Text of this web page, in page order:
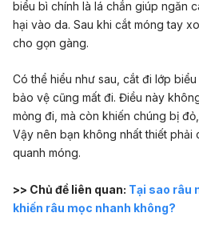
biểu bì chính là lá chắn giúp ngăn
hại vào da. Sau khi cắt móng tay
cho gọn gàng.
Có thể hiểu như sau, cắt đi lớp
bảo vệ cũng mất đi. Điều này
mỏng đi, mà còn khiến chúng bị
Vậy nên bạn không nhất thiết phải
quanh móng.
>> Chủ đề liên quan: Tại sao râu
khiến râu mọc nhanh không?